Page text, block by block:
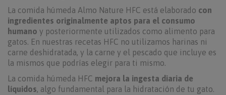
La comida húmeda Almo Nature HFC está elaborado con
ingredientes originalmente aptos para el consumo
humano y posteriormente utilizados como alimento para
gatos. En nuestras recetas HFC no utilizamos harinas ni
carne deshidratada, y la carne y el pescado que incluye es
la mismos que podrías elegir para ti mismo.
La comida húmeda HFC mejora la ingesta diaria de
líquidos, algo fundamental para la hidratación de tu gato.